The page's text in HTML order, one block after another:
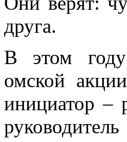
друга.
В этом году
омской
инициатор –